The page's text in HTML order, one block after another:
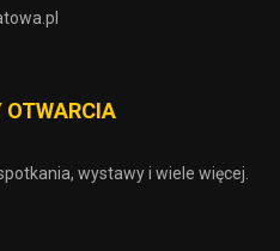
OTWARCIA
wystawy i wiele więcej.